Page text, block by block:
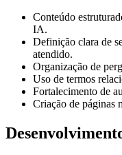
Conteúdo
IA.
Definição clara de
atendido.
Organização de
Uso de termos
Fortalecimento de
Criação de páginas